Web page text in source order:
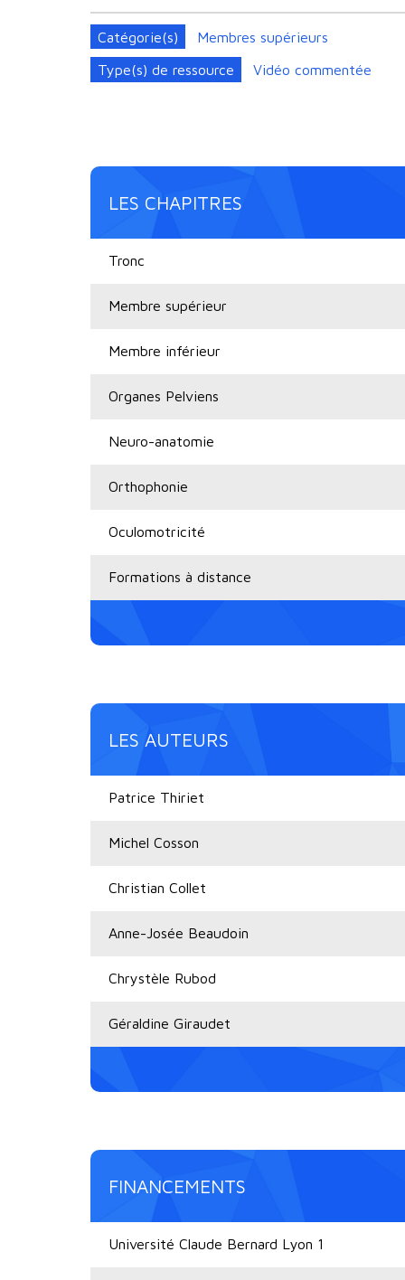
Catégorie(s) Membres supérieurs
Type(s) de ressource Vidéo commentée
LES CHAPITRES
Tronc
Membre supérieur
Membre inférieur
Organes Pelviens
Neuro-anatomie
Orthophonie
Oculomotricité
Formations à distance
LES AUTEURS
Patrice Thiriet
Michel Cosson
Christian Collet
Anne-Josée Beaudoin
Chrystèle Rubod
Géraldine Giraudet
FINANCEMENTS
Université Claude Bernard Lyon 1